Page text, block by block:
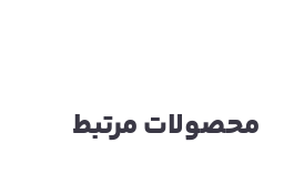
محصولات مرتبط